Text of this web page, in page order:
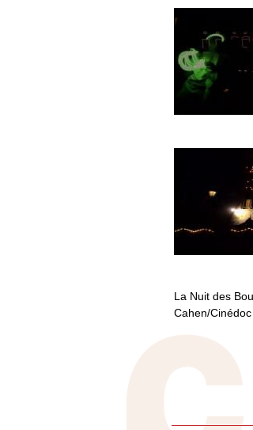
La Nuit des
Cahen/